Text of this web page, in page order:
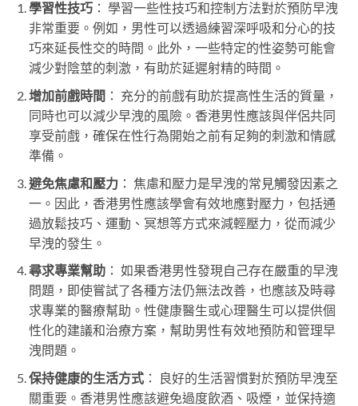
學習性技巧： 學習一些性技巧和控制方法對於預防早洩
非常重要。例如，男性可以透過練習深呼吸和分心的技
巧來延長性交的時間。此外，一些特定的性姿勢可能會
減少對陰莖的刺激，有助於延遲射精的時間。
增加前戲時間 ： 充分的前戲有助於提高性生活的質量，
同時也可以減少早洩的風險。香港男性應該與伴侶共同
享受前戲，確保在性行為開始之前有足夠的刺激和情感
準備。
避免焦慮和壓力： 焦慮和壓力是早洩的常見觸發因素之
一。因此，香港男性應該學會有效地應對壓力，包括通
過放鬆技巧、運動、冥想等方式來減輕壓力，從而減少
早洩的發生。
尋求專業幫助： 如果香港男性發現自己存在嚴重的早洩
問題，即使嘗試了各種方法仍無法改善，也應該及時尋
求專業的醫療幫助。性健康醫生或心理醫生可以提供個
性化的建議和治療方案，幫助男性有效地預防和管理早
洩問題。
保持健康的生活方式： 良好的生活習慣對於預防早洩至
關重要。香港男性應該避免過度飲酒、吸煙，並保持適